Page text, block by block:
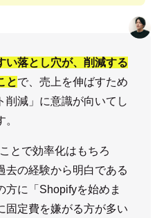
い落とし穴が、削減する
とで、売上を伸ばすため
削減」に意識が向いてし
とで効率化はもちろ
去の経験から明白である
方に「Shopifyを始めま
固定費を嫌がる方が多い